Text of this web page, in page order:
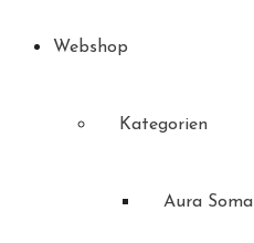
Webshop
Kategorien
Aura Soma